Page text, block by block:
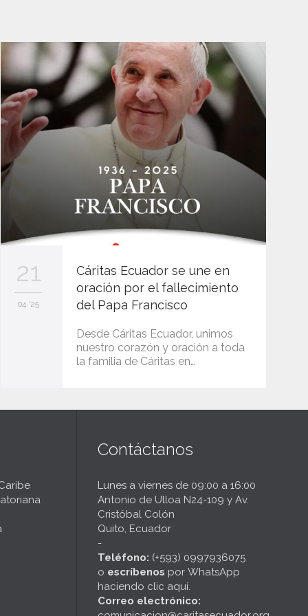
21
04 '25
Cáritas Ecuador se une en
oración por el fallecimiento
del Papa Francisco
Desde Cáritas Ecuador, unimos
nuestro corazón y oración a toda
la familia de Cáritas en…
Contáctanos
Lunes a viernes de 09:00 a 16:00
Antonio de Ulloa N24-109 y Av.
Cristóbal Colón
Quito, Ecuador
-
Teléfono: (+593) 0997936075
o escríbenos por WhatsApp
haciendo clic aquí
Correo electrónico: